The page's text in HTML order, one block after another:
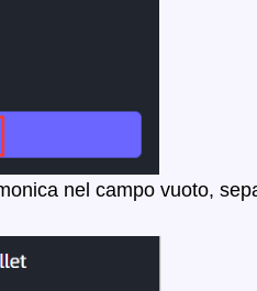
nel campo vuoto,